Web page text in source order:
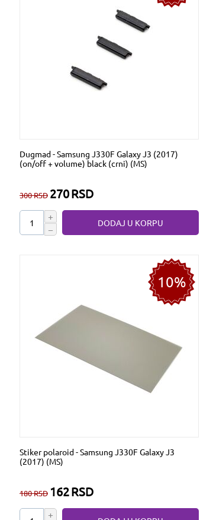
Dugmad - Samsung J330F Galaxy J3 (2017)
(on/off + volume) black (crni) (MS)
300RSD 270RSD
+
−
DODAJ U KORPU
10%
Stiker polaroid - Samsung J330F Galaxy J3
(2017) (MS)
180RSD 162RSD
+